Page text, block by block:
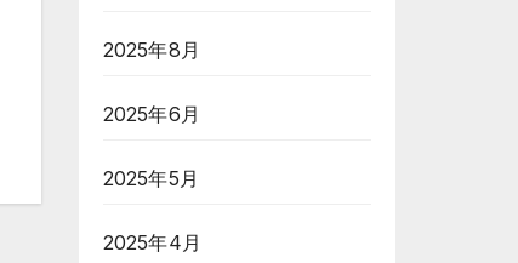
2025年8月
2025年6月
2025年5月
2025年4月